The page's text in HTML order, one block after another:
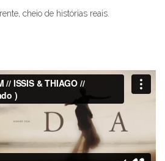
cheio de histórias reais.